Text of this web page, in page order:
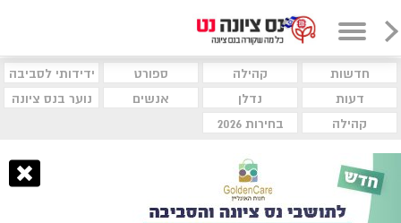
חדשות קהילה ספורט
ידידותי לסביבה
דעות
נדלן אנשים
נוער בנס ציונה
קהילה
בחירות 2026